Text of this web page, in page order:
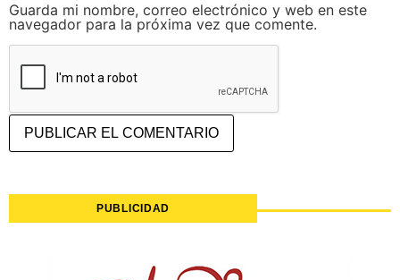
Guarda mi nombre, correo electrónico y web en este
navegador para la próxima vez que comente.
PUBLICIDAD